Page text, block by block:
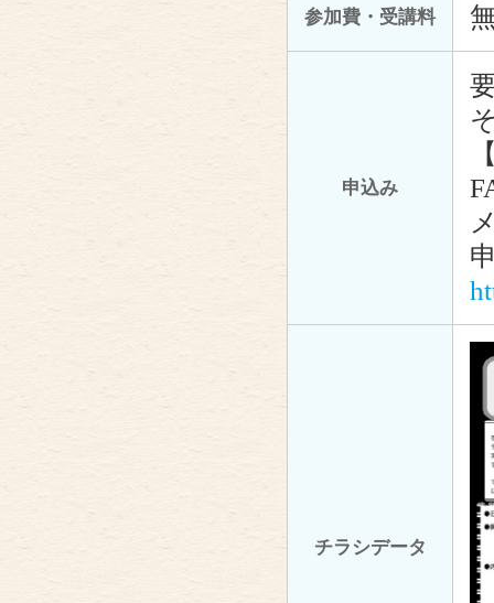
参加費・受講料
申込み
チラシデータ